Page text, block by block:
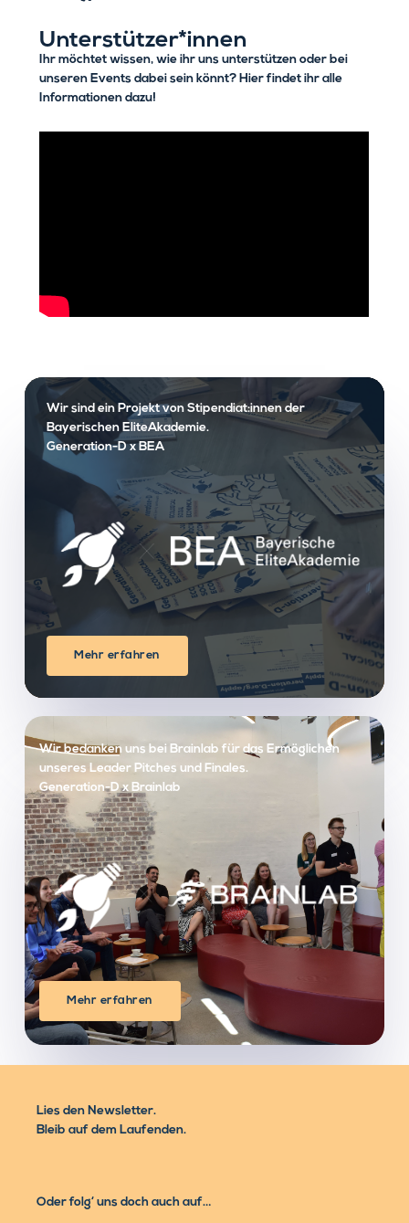
Unterstützer*innen
Ihr möchtet wissen, wie ihr uns unterstützen oder bei
unseren Events dabei sein könnt? Hier findet ihr alle
Informationen dazu!
Wir sind ein Projekt von Stipendiat:innen der
Bayerischen EliteAkademie.
Generation-D x BEA
Mehr erfahren
Wir bedanken uns bei Brainlab für das Ermöglichen
unseres Leader Pitches und Finales.
Generation-D x Brainlab
Mehr erfahren
Lies den Newsletter.
Bleib auf dem Laufenden.
Oder folg‘ uns doch auch auf…